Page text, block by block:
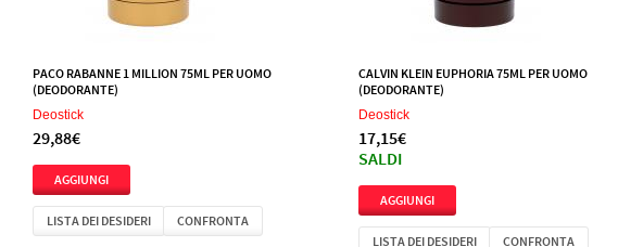
PACO RABANNE 1 MILLION 75ML PER UOMO
(DEODORANTE)
Deostick
29,88€
LISTA DEI DESIDERI CONFRONTA
CALVIN KLEIN EUPHORIA 75ML PER UOMO
(DEODORANTE)
Deostick
17,15€
SALDI
LISTA DEI DESIDERI CONFRONTA